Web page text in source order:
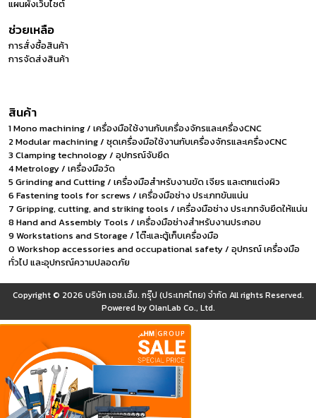
แผนผังเว็บไซต์
ช่วยเหลือ
การสั่งซื้อสินค้า
การจัดส่งสินค้า
สินค้า
1 Mono machining / เครื่องมือใช้งานกับเครื่องจักรและเครื่องCNC
2 Modular machining / ชุดเครื่องมือใช้งานกับเครื่องจักรและเครื่องCNC
3 Clamping technology / อุปกรณ์จับยึด
4 Metrology / เครื่องมือวัด
5 Grinding and Cutting / เครื่องมือสำหรับงานขัด เจียร และตกแต่งผิว
6 Fastening tools for screws / เครื่องมือช่าง ประเภทขันแน่น
7 Gripping, cutting, and striking tools / เครื่องมือช่าง ประเภทจับยึดให้แน่น
8 Hand and Assembly Tools / เครื่องมือช่างสำหรับงานประกอบ
9 Workstations and Storage / โต๊ะและตู้เก็บเครื่องมือ
0 Workshop accessories and occupational safety / อุปกรณ์ เครื่องมือ
ทั่วไป และอุปกรณ์ความปลอดภัย
Copyright © 2026 บริษัท เอช.เอ็ม. กรุ๊ป (ประเทศไทย) จำกัด All rights Reserved.
Powered byOlanLab Co., Ltd.